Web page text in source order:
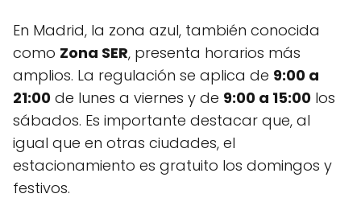
En Madrid, la zona azul, también conocida
como Zona SER, presenta horarios más
amplios. La regulación se aplica de 9:00 a
21:00 de lunes a viernes y de 9:00 a 15:00 los
sábados. Es importante destacar que, al
igual que en otras ciudades, el
estacionamiento es gratuito los domingos y
festivos.